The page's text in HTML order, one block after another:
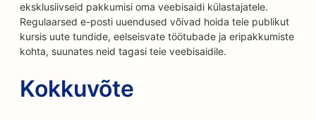
eksklusiivseid pakkumisi oma veebisaidi külastajatele.
Regulaarsed e-posti uuendused võivad hoida teie publikut
kursis uute tundide, eelseisvate töötubade ja eripakkumiste
kohta, suunates neid tagasi teie veebisaidile.
Kokkuvõte